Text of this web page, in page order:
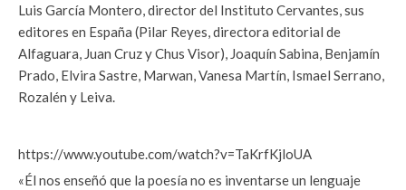
Luis García Montero, director del Instituto Cervantes, sus
editores en España (Pilar Reyes, directora editorial de
Alfaguara, Juan Cruz y Chus Visor), Joaquín Sabina, Benjamín
Prado, Elvira Sastre, Marwan, Vanesa Martín, Ismael Serrano,
Rozalén y Leiva.
https://www.youtube.com/watch?v=TaKrfKjloUA
«Él nos enseñó que la poesía no es inventarse un lenguaje